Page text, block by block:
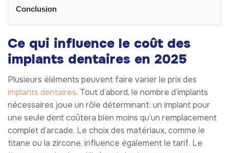
Conclusion
Ce qui influence le coût des
implants dentaires en 2025
Plusieurs éléments peuvent faire varier le prix des
implants dentaires. Tout d’abord, le nombre d’implants
nécessaires joue un rôle déterminant: un implant pour
une seule dent coûtera bien moins qu’un remplacement
complet d’arcade. Le choix des matériaux, comme le
titane ou la zircone, influence également le tarif. Le